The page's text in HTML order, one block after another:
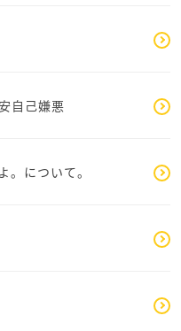
した。なので自分な
ましたが、どんどん
うに感じやすく、会
合うことだと思いま
もらう
自己嫌悪
。について。